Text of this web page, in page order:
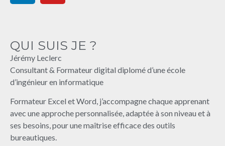
QUI SUIS JE ?
Jérémy Leclerc
Consultant & Formateur digital diplomé d’une école
d’ingénieur en informatique
Formateur Excel et Word, j’accompagne chaque apprenant
avec une approche personnalisée, adaptée à son niveau et à
ses besoins, pour une maîtrise efficace des outils
bureautiques.